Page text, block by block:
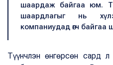
шаардаж байгаа юм.
шаардлагыг нь
компаниудад өгч байгаа
Түүнчлэн өнгөрсөн сард